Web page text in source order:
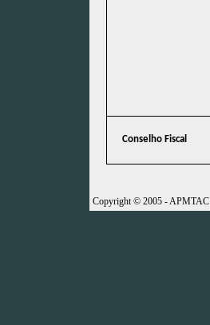
Conselho Fiscal
Copyright © 2005 - APMTAC